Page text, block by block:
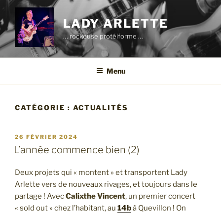
Aller
au
contenu
principal
LADY ARLETTE
… rockeuse protéiforme …
Menu
CATÉGORIE : ACTUALITÉS
PUBLIÉ
LE
26 FÉVRIER 2024
L’année commence bien (2)
Deux projets qui « montent » et transportent Lady
Arlette vers de nouveaux rivages, et toujours dans le
partage ! AvecCalixthe Vincent, un premier concert
« sold out » chez l’habitant, au 14bà Quevillon ! On